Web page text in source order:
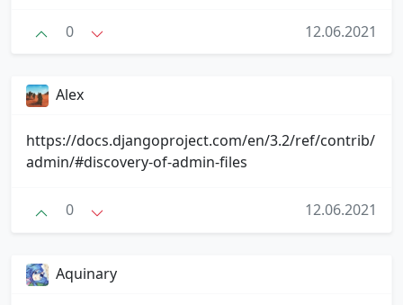
0 12.06.2021
Alex
https://docs.djangoproject.com/en/3.2/ref/contrib/
admin/#discovery-of-admin-files
0 12.06.2021
Aquinary